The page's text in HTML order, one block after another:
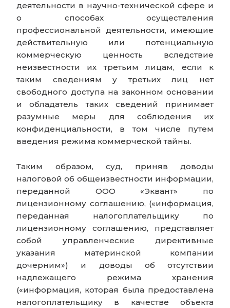
деятельности в научно-технической сфере и
о способах осуществления
профессиональной деятельности, имеющие
действительную или потенциальную
коммерческую ценность вследствие
неизвестности их третьим лицам, если к
таким сведениям у третьих лиц нет
свободного доступа на законном основании
и обладатель таких сведений принимает
разумные меры для соблюдения их
конфиденциальности, в том числе путем
введения режима коммерческой тайны.
Таким образом, суд, приняв доводы
налоговой об общеизвестности информации,
переданной ООО «Эквант» по
лицензионному соглашению, («информация,
переданная налогоплательщику по
лицензионному соглашению, представляет
собой управленческие директивные
указания материнской компании
дочерним») и доводы об отсутствии
надлежащего режима хранения
(«информация, которая была предоставлена
налогоплательщику в качестве объекта